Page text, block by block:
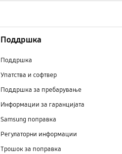
Поддршка
Поддршка
Упатства и софтвер
Поддршка за пребарување
Информации за гаранцијата
Samsung поправка
Регулаторни информации
Трошок за поправка